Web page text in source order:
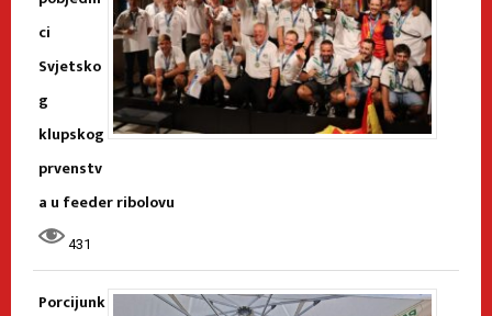
ci
Svjetsko
g
klupskog
prvenstv
a u feeder ribolovu
431
Porcijunk